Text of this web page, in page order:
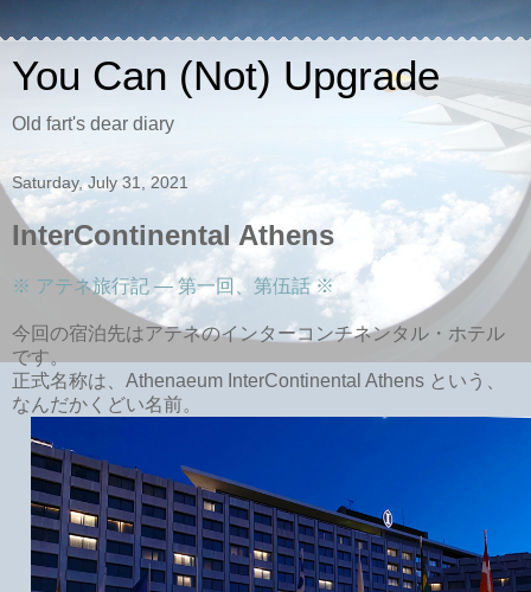
You Can (Not) Upgrade
Old fart's dear diary
Saturday, July 31, 2021
InterContinental Athens
※ アテネ旅行記 ― 第一回、第伍話 ※
今回の宿泊先はアテネのインターコンチネンタル・ホテル
です。
正式名称は、Athenaeum InterContinental Athens という、
なんだかくどい名前。